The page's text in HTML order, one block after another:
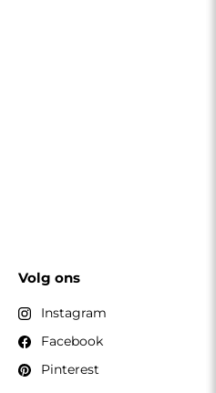
Volg ons
Instagram
Facebook
Pinterest